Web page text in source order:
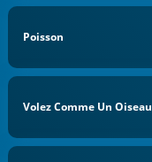
Poisson
Volez Comme Un Oiseau